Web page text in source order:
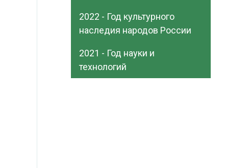
2022 - Год культурного
наследия народов России
2021 - Год науки и
технологий